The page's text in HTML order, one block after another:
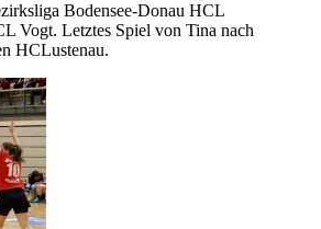
Bodensee-Donau HCL
Vogt. Letztes Spiel von Tina nach
HCLustenau.